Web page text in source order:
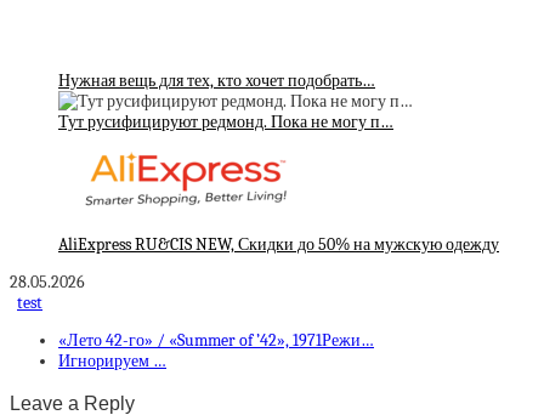
Нужная вещь для тех, кто хочет подобрать…
Тут русифицируют редмонд. Пока не могу п…
AliExpress RU&CIS NEW, Скидки до 50% на мужскую одежду
28.05.2026
test
«Лето 42-го» / «Summer of ’42», 1971Режи…
Игнорируем …
Leave a Reply